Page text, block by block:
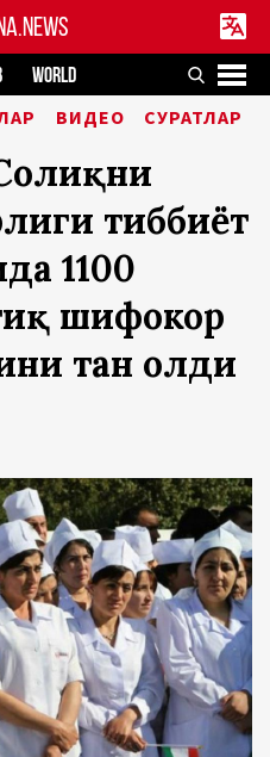
WORLD
ВИДЕО СУРАТЛАР
тиббиёт
1100
шифокор
тан олди